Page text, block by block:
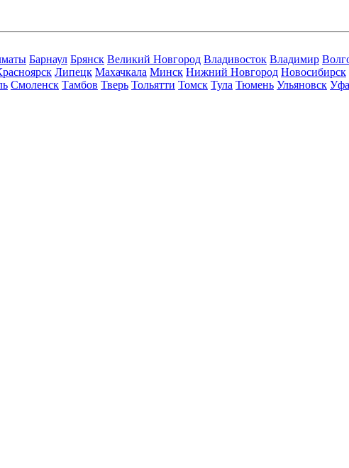
Барнаул Брянск Великий Новгород Владивосток Владимир
Липецк Махачкала Минск Нижний Новгород Новосибирск
Смоленск Тамбов Тверь Тольятти Томск Тула Тюмень Ульяновск Уфа